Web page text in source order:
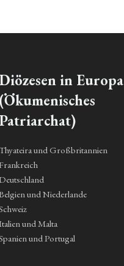
Diözesen in Europa
(Ökumenisches
Patriarchat)
Thyateira und Großbritannien
und Niederlande
und Malta
und Portugal